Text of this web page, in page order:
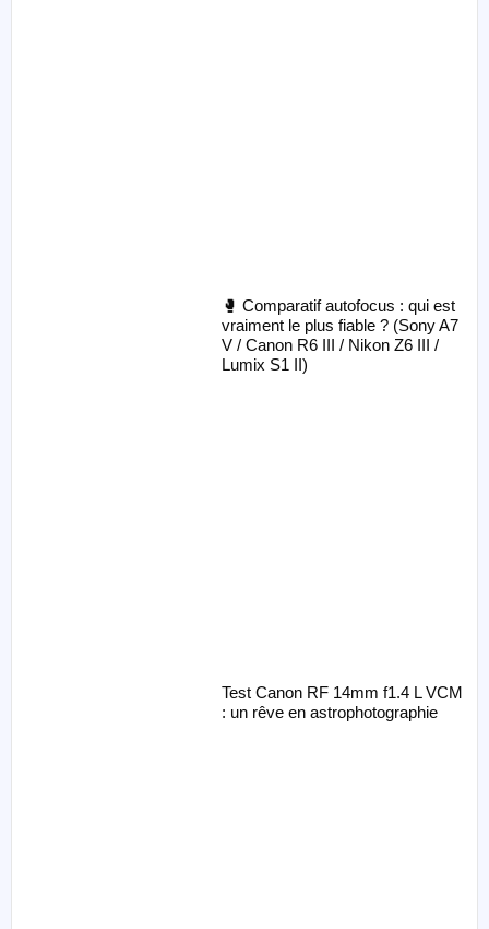
🥊 Comparatif autofocus : qui est
vraiment le plus fiable ? (Sony A7
V / Canon R6 III / Nikon Z6 III /
Lumix S1 II)
Test Canon RF 14mm f1.4 L VCM
: un rêve en astrophotographie